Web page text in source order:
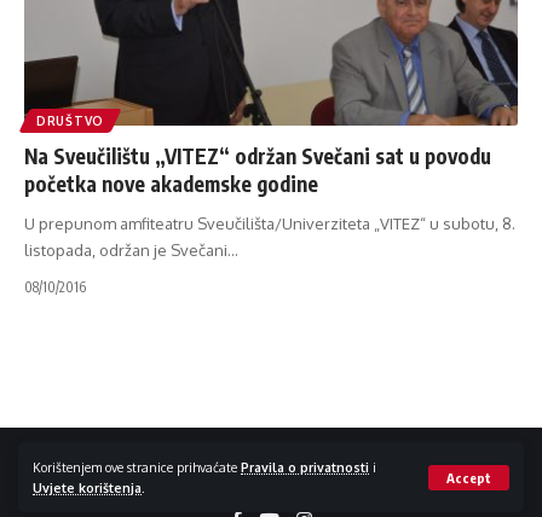
Korištenjem ove stranice prihvaćate Pravila o privatnosti i
Uvjete korištenja
Accept
DRUŠTVO
Na Sveučilištu „VITEZ“ održan Svečani sat u povodu
početka nove akademske godine
U prepunom amfiteatru Sveučilišta/Univerziteta „VITEZ“ u subotu, 8.
listopada, održan je Svečani…
08/10/2016